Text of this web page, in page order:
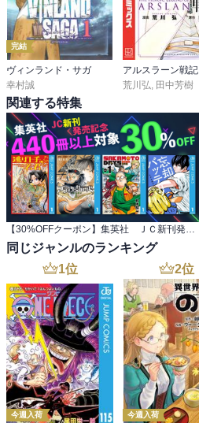
完結
ヴィンランド・サガ
幸村誠
アルスラーン戦記
荒川弘 田中芳樹
関連する特集
同じジャンルのランキング
1位
今週入荷
2位
今週入荷